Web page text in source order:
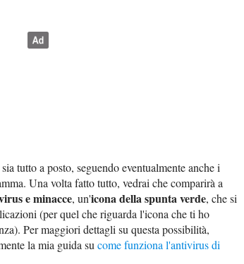
tutto a posto, seguendo eventualmente anche i
Una volta fatto tutto, vedrai che comparirà a
e minacce, un'icona della spunta verde, che si
(per quel che riguarda l'icona che ti ho
Per maggiori dettagli su questa possibilità,
la mia guida su come funziona l'antivirus di